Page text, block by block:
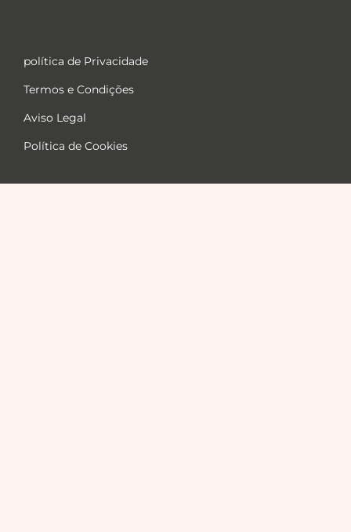
política de Privacidade
Termos e Condições
Aviso Legal
Política de Cookies